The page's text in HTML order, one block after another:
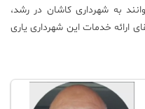
به شهرداری کاشان در رشد،
ارائه خدمات این شهرداری یاری